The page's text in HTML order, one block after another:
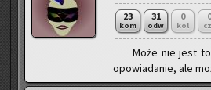
23
kom
31
odw
0
kol
0
Może nie jest
opo­wia­da­nie, ale